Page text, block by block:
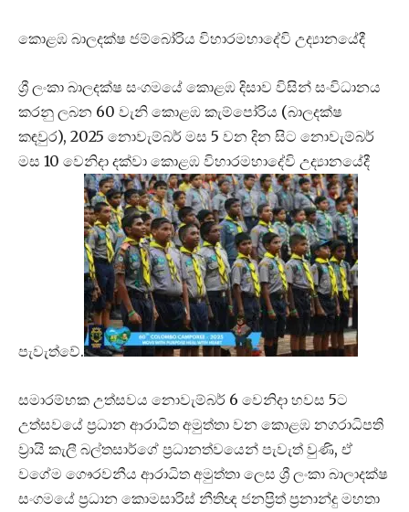
කොළඹ බාලදක්ෂ ජම්බෝරිය විහාරමහාදේවි උද්‍යානයේදී
ශ්‍රී ලංකා බාලදක්ෂ සංගමයේ කොළඹ දිසාව විසින් සංවිධානය
කරනු ලබන 60 වැනි කොළඹ කැම්පෝරිය (බාලදක්ෂ
කඳවුර), 2025 නොවැම්බර් මස 5 වන දින සිට නොවැම්බර්
මස 10 වෙනිදා දක්වා කොළඹ විහාරමහාදේවි උද්‍යානයේදී
පැවැත්වේ.
සමාරම්භක උත්සවය නොවැම්බර් 6 වෙනිදා හවස 5ට
උත්සවයේ ප්‍රධාන ආරාධිත අමුත්තා වන කොළඹ නගරාධිපති
ව්‍රායි කැලී බල්තසාර්ගේ ප්‍රධානත්වයෙන් පැවැත් වුණි, ඒ
වගේම ගෞරවනීය ආරාධිත අමුත්තා ලෙස ශ්‍රී ලංකා බාලාදක්ෂ
සංගමයේ ප්‍රධාන කොමසාරිස් නීතිඥ ජනප්‍රිත් ප්‍රනාන්දු මහතා